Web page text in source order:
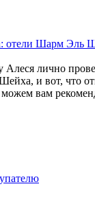
отели Шарм Эль
лично
и вот, что
вам